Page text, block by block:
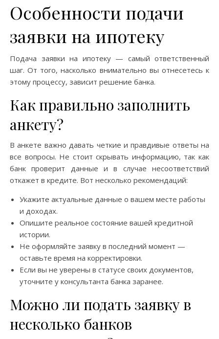
Особенности подачи
заявки на ипотеку
Подача заявки на ипотеку — самый ответственный
шаг. От того, насколько внимательно вы отнесетесь к
этому процессу, зависит решение банка.
Как правильно заполнить
анкету?
В анкете важно давать четкие и правдивые ответы на
все вопросы. Не стоит скрывать информацию, так как
банк проверит данные и в случае несоответствий
откажет в кредите. Вот несколько рекомендаций:
Укажите актуальные данные о вашем месте работы
и доходах.
Опишите реальное состояние вашей кредитной
истории.
Не оформляйте заявку в последний момент —
оставьте время на корректировки.
Если вы не уверены в статусе своих документов,
уточните у консультанта банка заранее.
Можно ли подать заявку в
несколько банков